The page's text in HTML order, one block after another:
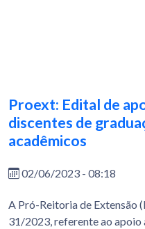
Proext: Edital de
discentes de
acadêmicos
02/06/2023 - 08:18
A Pró-Reitoria de Extensão
31/2023, referente ao apoio